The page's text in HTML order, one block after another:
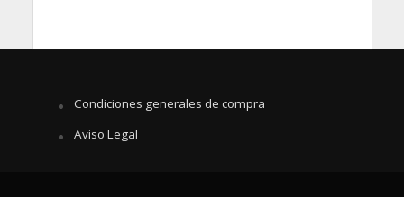
Condiciones generales de compra
Aviso Legal